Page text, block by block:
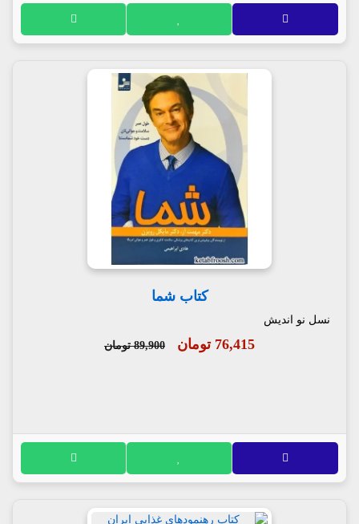
کتاب شما
نسل نو اندیش
76,415 تومان 89,900 تومان